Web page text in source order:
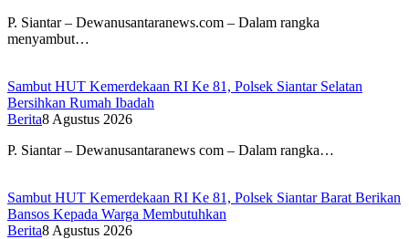
P. Siantar – Dewanusantaranews.com – Dalam rangka
menyambut…
Sambut HUT Kemerdekaan RI Ke 81, Polsek Siantar Selatan
Bersihkan Rumah Ibadah
Berita8 Agustus 2026
P. Siantar – Dewanusantaranews com – Dalam rangka…
Sambut HUT Kemerdekaan RI Ke 81, Polsek Siantar Barat Berikan
Bansos Kepada Warga Membutuhkan
Berita8 Agustus 2026